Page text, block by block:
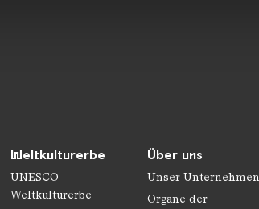
Weltkulturerbe
UNESCO
Weltkulturerbe
Über uns
Unser Unternehmen
Organe der